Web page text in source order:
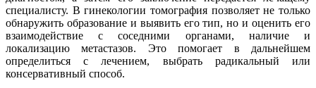
специалисту. В гинекологии томография позволяет не только
обнаружить образование и выявить его тип, но и оценить его
взаимодействие с соседними органами, наличие и
локализацию метастазов. Это помогает в дальнейшем
определиться с лечением, выбрать радикальный или
консервативный способ.